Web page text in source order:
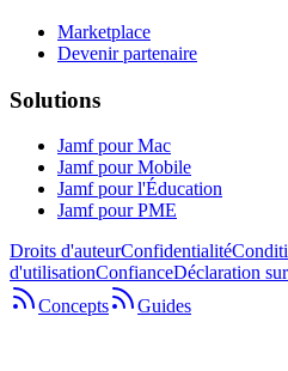
Marketplace
Devenir partenaire
Solutions
Jamf pour Mac
Jamf pour Mobile
Jamf pour l'Éducation
Jamf pour PME
Droits d'auteurConfidentialité
d'utilisationConfianceDéclaration
Concepts
Guides